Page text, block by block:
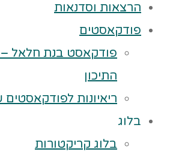
הרצאות וסדנאות
פודקאסטים
פודקאסט בנת חלאל
התיכון
ריאיונות לפודקאסטים
בלוג
בלוג קריקטורות